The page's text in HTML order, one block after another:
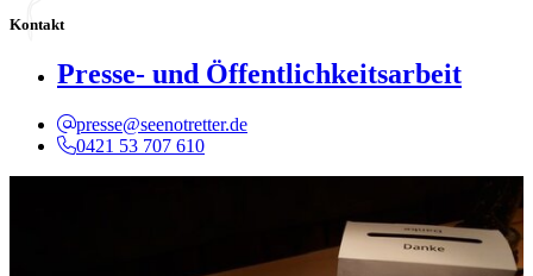
Kontakt
Presse- und Öffentlichkeitsarbeit
presse@seenotretter.de
0421 53 707 610